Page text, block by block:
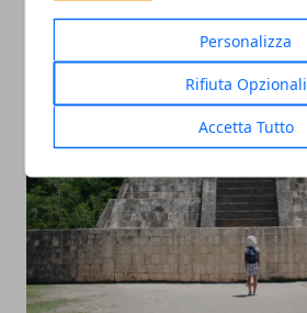
Personalizza
Rifiuta Opzionali
Accetta Tutto